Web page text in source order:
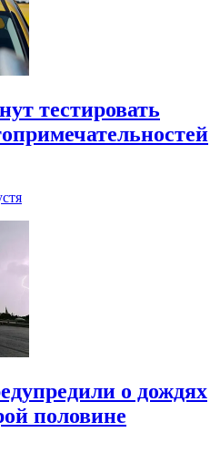
тестировать
о дождях
половине